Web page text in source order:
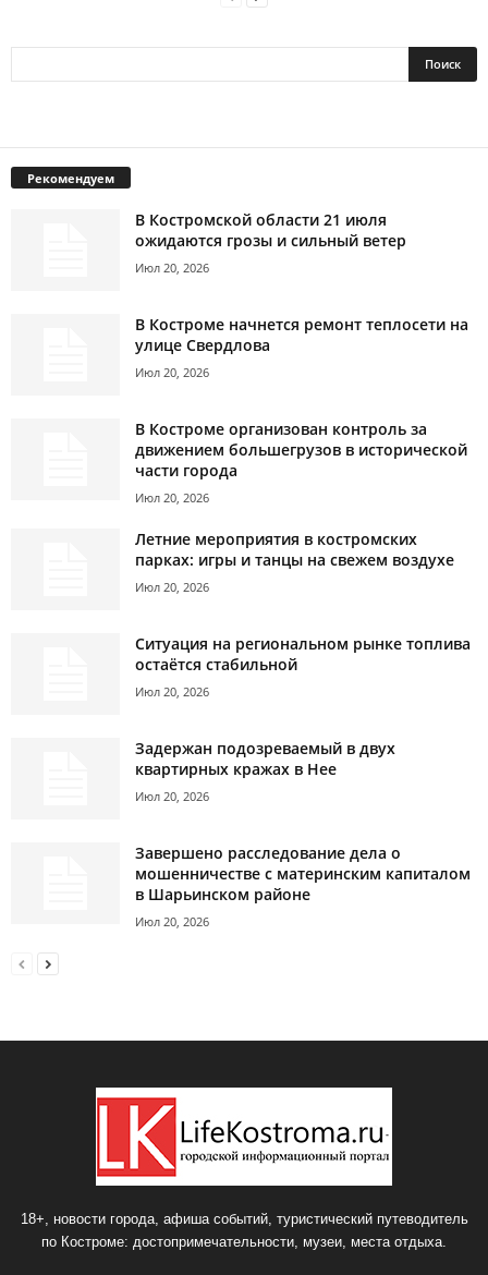
Рекомендуем
В Костромской области 21 июля
ожидаются грозы и сильный ветер
Июл 20, 2026
В Костроме начнется ремонт теплосети на
улице Свердлова
Июл 20, 2026
В Костроме организован контроль за
движением большегрузов в исторической
части города
Июл 20, 2026
Летние мероприятия в костромских
парках: игры и танцы на свежем воздухе
Июл 20, 2026
Ситуация на региональном рынке топлива
остаётся стабильной
Июл 20, 2026
Задержан подозреваемый в двух
квартирных кражах в Нее
Июл 20, 2026
Завершено расследование дела о
мошенничестве с материнским капиталом
в Шарьинском районе
Июл 20, 2026
18+, новости города, афиша событий, туристический путеводитель
по Костроме: достопримечательности, музеи, места отдыха.